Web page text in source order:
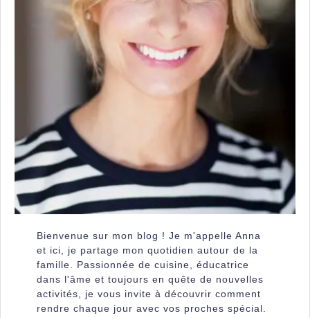
Bienvenue sur mon blog ! Je m'appelle Anna
et ici, je partage mon quotidien autour de la
famille. Passionnée de cuisine, éducatrice
dans l'âme et toujours en quête de nouvelles
activités, je vous invite à découvrir comment
rendre chaque jour avec vos proches spécial.